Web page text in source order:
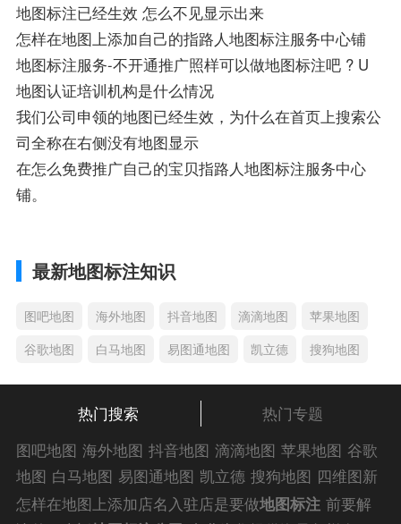
地图标注已经生效 怎么不见显示出来
怎样在地图上添加自己的指路人地图标注服务中心铺
地图标注服务-不开通推广照样可以做地图标注吧 ? U
地图认证培训机构是什么情况
我们公司申领的地图已经生效，为什么在首页上搜索公
司全称在右侧没有地图显示
在怎么免费推广自己的宝贝指路人地图标注服务中心
铺。
最新地图标注知识
图吧地图 海外地图 抖音地图 滴滴地图
苹果地图
谷歌地图
白马地图 易图通地图 凯立德 搜狗地图
热门搜索
热门专题
图吧地图 海外地图 抖音地图 滴滴地图 苹果地图 谷歌
地图 白马地图 易图通地图 凯立德 搜狗地图 四维图新
地图 车载地图 导航地图 手机地图 搜搜地图 好搜地图
怎样在地图上添加店名入驻店是要做地图标注 前要解